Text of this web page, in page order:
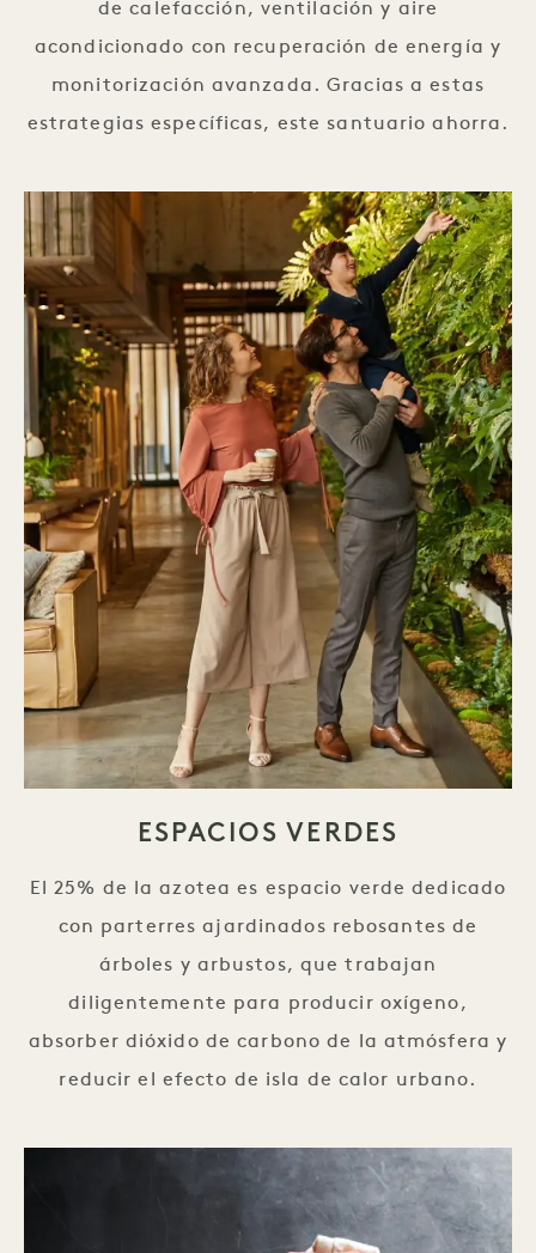
de calefacción, ventilación y aire
acondicionado con recuperación de energía y
monitorización avanzada. Gracias a estas
estrategias específicas, este santuario ahorra.
ESPACIOS VERDES
El 25% de la azotea es espacio verde dedicado
con parterres ajardinados rebosantes de
árboles y arbustos, que trabajan
diligentemente para producir oxígeno,
absorber dióxido de carbono de la atmósfera y
reducir el efecto de isla de calor urbano.